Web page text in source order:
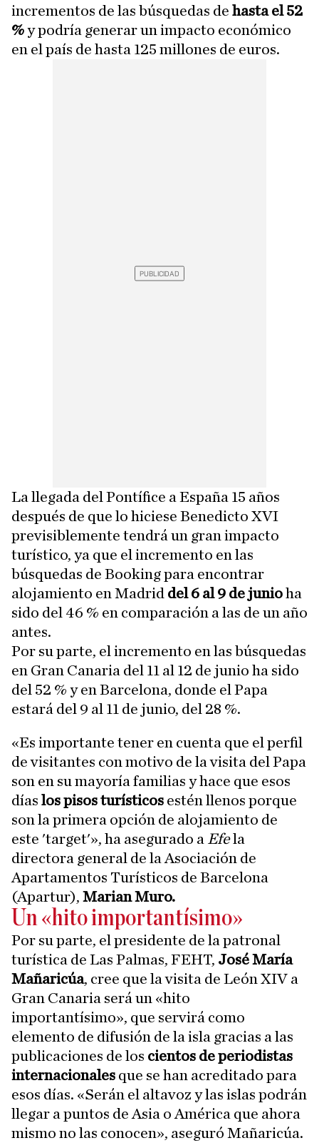
incrementos de las búsquedas de hasta el 52
%y podría generar un impacto económico
en el país de hasta 125 millones de euros.
La llegada del Pontífice a España 15 años
después de que lo hiciese Benedicto XVI
previsiblemente tendrá un gran impacto
turístico, ya que el incremento en las
búsquedas de Booking para encontrar
alojamiento en Madrid del 6 al 9 de junioha
sido del 46 % en comparación a las de un año
antes.
Por su parte, el incremento en las búsquedas
en Gran Canaria del 11 al 12 de junio ha sido
del 52 % y en Barcelona, donde el Papa
estará del 9 al 11 de junio, del 28 %.
«Es importante tener en cuenta que el perfil
de visitantes con motivo de la visita del Papa
son en su mayoría familias y hace que esos
días los pisos turísticos estén llenos porque
son la primera opción de alojamiento de
este 'target'», ha asegurado a Efela
directora general de la Asociación de
Apartamentos Turísticos de Barcelona
(Apartur), Marian Muro.
Un «hito importantísimo»
Por su parte, el presidente de la patronal
turística de Las Palmas, FEHT, José María
Mañaricúa, cree que la visita de León XIV a
Gran Canaria será un «hito
importantísimo», que servirá como
elemento de difusión de la isla gracias a las
publicaciones de los cientos de periodistas
internacionales que se han acreditado para
esos días. «Serán el altavoz y las islas podrán
llegar a puntos de Asia o América que ahora
mismo no las conocen», aseguró Mañaricúa.